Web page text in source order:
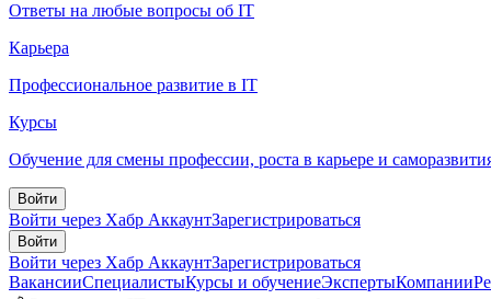
Ответы на любые вопросы об IT
Карьера
Профессиональное развитие в IT
Курсы
Обучение для смены профессии, роста в карьере и
Войти
Войти через Хабр АккаунтЗарегистрироваться
Войти
Войти через Хабр АккаунтЗарегистрироваться
ВакансииСпециалистыКурсы и обучениеЭкспертыКомпании